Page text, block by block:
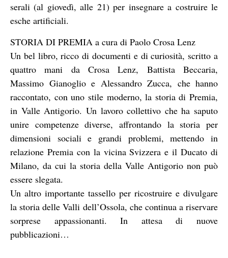
serali (al giovedì, alle 21) per insegnare a costruire le
esche artificiali.
STORIA DI PREMIA a cura di Paolo Crosa Lenz
Un bel libro, ricco di documenti e di curiosità, scritto a
quattro mani da Crosa Lenz, Battista Beccaria,
Massimo Gianoglio e Alessandro Zucca, che hanno
raccontato, con uno stile moderno, la storia di Premia,
in Valle Antigorio. Un lavoro collettivo che ha saputo
unire competenze diverse, affrontando la storia per
dimensioni sociali e grandi problemi, mettendo in
relazione Premia con la vicina Svizzera e il Ducato di
Milano, da cui la storia della Valle Antigorio non può
essere slegata.
Un altro importante tassello per ricostruire e divulgare
la storia delle Valli dell’Ossola, che continua a riservare
sorprese appassionanti. In attesa di nuove
pubblicazioni…